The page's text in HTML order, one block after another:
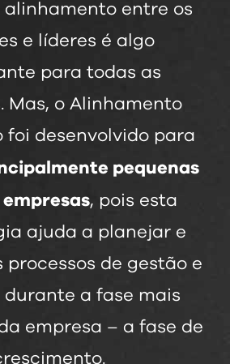
entre os
e líderes é algo
para todas as
Mas, o Alinhamento
foi desenvolvido para
pequenas
, pois esta
ajuda a planejar e
processos de gestão e
durante a fase mais
empresa – a fase de